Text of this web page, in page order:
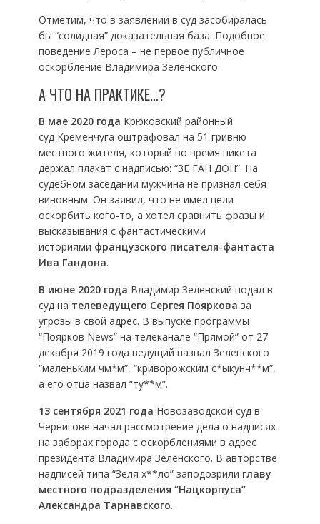
Отметим, что в заявлении в суд засобиралась
бы “солидная” доказательная база. Подобное
поведение Лероса – не первое публичное
оскорбление Владимира Зеленского.
А ЧТО НА ПРАКТИКЕ…?
В мае 2020 года Крюковский районный
суд Кременчуга оштрафовал на 51 гривню
местного жителя, который во время пикета
держал плакат с надписью: “ЗЕ ГАН ДОН”. На
судебном заседании мужчина не признал себя
виновным. Он заявил, что не имел цели
оскорбить кого-то, а хотел сравнить фразы и
высказывания с фантастическими
историями французского писателя-фантаста
Ива Гандона.
В июне 2020 года Владимир Зеленский подал в
суд на телеведущего Сергея Пояркова за
угрозы в свой адрес. В выпуске программы
“Поярков News” на телеканале “Прямой” от 27
декабря 2019 года ведущий назвал Зеленского
“маленьким чм*м”, “криворожским с*ыкунч**м”,
а его отца назвал “ту**м”.
13 сентября 2021 года Новозаводской суд в
Чернигове начал рассмотрение дела о надписях
на заборах города с оскорблениями в адрес
президента Владимира Зеленского. В авторстве
надписей типа “Зеля х**ло” заподозрили главу
местного подразделения “Нацкорпуса”
Александра Тарнавского.